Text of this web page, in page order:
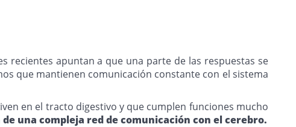
recientes apuntan a que una parte de las respuestas se
que mantienen comunicación constante con el sistema
en el tracto digestivo y que cumplen funciones mucho
una compleja red de comunicación con el cerebro.